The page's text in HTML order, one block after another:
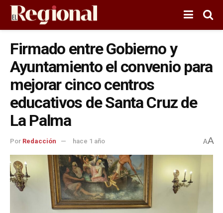
Firmado entre Gobierno y
Ayuntamiento el convenio para
mejorar cinco centros
educativos de Santa Cruz de
La Palma
Por Redacción hace 1 año AA